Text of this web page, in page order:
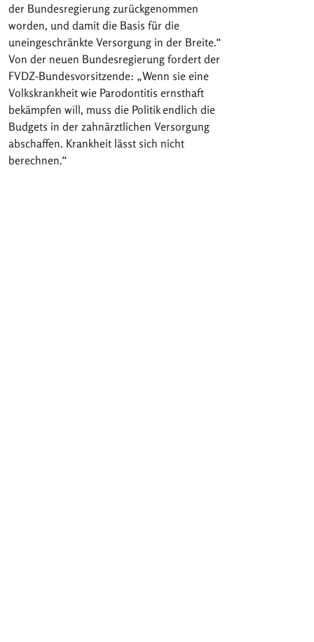
der Bundesregierung zurückgenommen
worden, und damit die Basis für die
uneingeschränkte Versorgung in der Breite.“
Von der neuen Bundesregierung fordert der
FVDZ-Bundesvorsitzende: „Wenn sie eine
Volkskrankheit wie Parodontitis ernsthaft
bekämpfen will, muss die Politik endlich die
Budgets in der zahnärztlichen Versorgung
abschaffen. Krankheit lässt sich nicht
berechnen.“